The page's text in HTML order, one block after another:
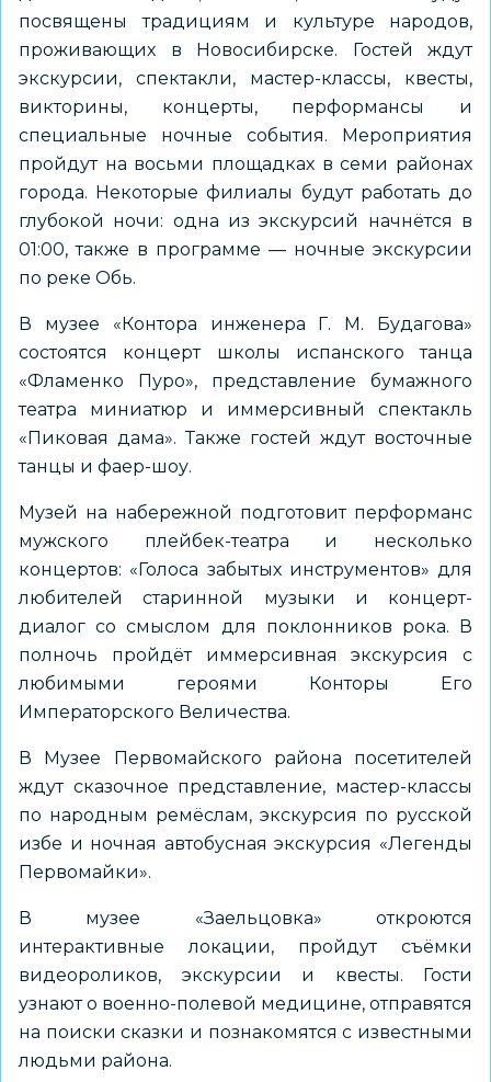
посвящены традициям и культуре народов,
проживающих в Новосибирске. Гостей ждут
экскурсии, спектакли, мастер-классы, квесты,
викторины, концерты, перформансы и
специальные ночные события. Мероприятия
пройдут на восьми площадках в семи районах
города. Некоторые филиалы будут работать до
глубокой ночи: одна из экскурсий начнётся в
01:00, также в программе — ночные экскурсии
по реке Обь.
В музее «Контора инженера Г. М. Будагова»
состоятся концерт школы испанского танца
«Фламенко Пуро», представление бумажного
театра миниатюр и иммерсивный спектакль
«Пиковая дама». Также гостей ждут восточные
танцы и фаер-шоу.
Музей на набережной подготовит перформанс
мужского плейбек-театра и несколько
концертов: «Голоса забытых инструментов» для
любителей старинной музыки и концерт-
диалог со смыслом для поклонников рока. В
полночь пройдёт иммерсивная экскурсия с
любимыми героями Конторы Его
Императорского Величества.
В Музее Первомайского района посетителей
ждут сказочное представление, мастер-классы
по народным ремёслам, экскурсия по русской
избе и ночная автобусная экскурсия «Легенды
Первомайки».
В музее «Заельцовка» откроются
интерактивные локации, пройдут съёмки
видеороликов, экскурсии и квесты. Гости
узнают о военно-полевой медицине, отправятся
на поиски сказки и познакомятся с известными
людьми района.